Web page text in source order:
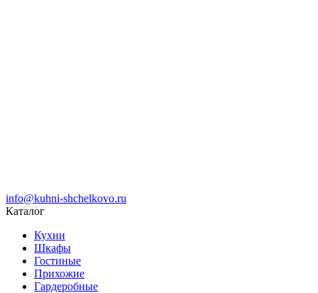
info@kuhni-shchelkovo.ru
Каталог
Кухни
Шкафы
Гостиные
Прихожие
Гардеробные